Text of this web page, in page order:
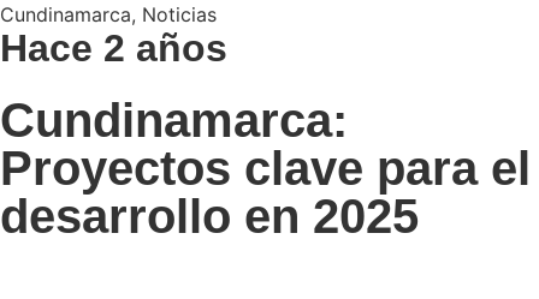
Cundinamarca, Noticias
Hace 2 años
Cundinamarca:
Proyectos clave para el
desarrollo en 2025